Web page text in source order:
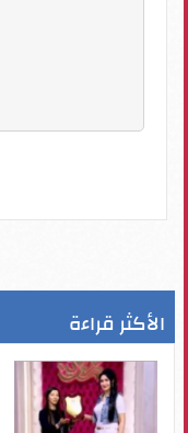
الأكثر قراءة